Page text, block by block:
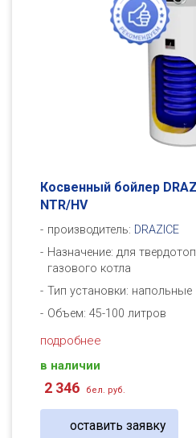
Косвенный бойлер
NTR/HV
производитель: DRAZICE
Назначение: для
газового котла
Тип установки: напольные
Объем: 45-100 литров
подробнее
в наличии
2 346 бел. руб.
оставить заявку